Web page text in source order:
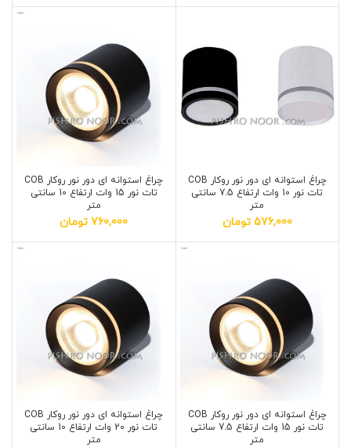
چراغ استوانه ای دور نور روکار COB
تات نور 10 وات ارتفاع 7.5 سانتی
متر
576,000 تومان
چراغ استوانه ای دور نور روکار COB
تات نور 15 وات ارتفاع 10 سانتی
متر
760,000 تومان
چراغ استوانه ای دور نور روکار COB
تات نور 15 وات ارتفاع 7.5 سانتی
متر
چراغ استوانه ای دور نور روکار COB
تات نور 20 وات ارتفاع 10 سانتی
متر